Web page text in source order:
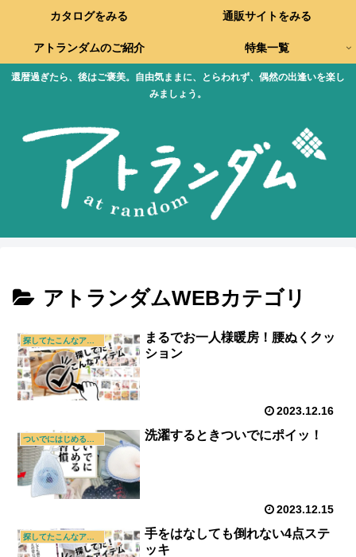
還暦過ぎたら、後はご褒美。自由気ままに、とらわれず、偶然の出逢いを楽し
みましょう。
カタログをみる 通販サイトをみる
アトランダムのご紹介 特集一覧
アトランダムWEBカテゴリ
探してたこんなアイテム
まるでお一人様暖房！腰ぬくクッ
ション
2023.12.16
洗濯するときついでにポイッ！
2023.12.15
探してたこんなアイテム
手をはなしても倒れない4点ステ
ッキ